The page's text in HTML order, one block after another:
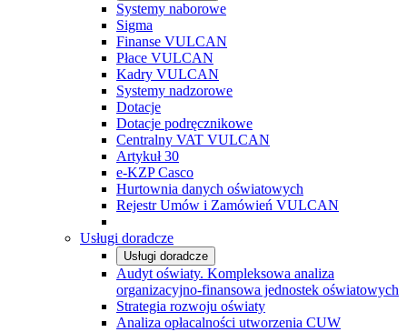
Systemy naborowe
Sigma
Finanse VULCAN
Płace VULCAN
Kadry VULCAN
Systemy nadzorowe
Dotacje
Dotacje podręcznikowe
Centralny VAT VULCAN
Artykuł 30
e-KZP Casco
Hurtownia danych oświatowych
Rejestr Umów i Zamówień VULCAN
Usługi doradcze
Usługi doradcze
Audyt oświaty. Kompleksowa analiza
organizacyjno-finansowa jednostek oświatowych
Strategia rozwoju oświaty
Analiza opłacalności utworzenia CUW